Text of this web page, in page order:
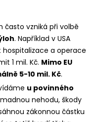
často vzniká při volbě
. Například v USA
a operace
1 mil. Kč. Mimo EU
5-10 mil. Kč.
u povinného
nehodu, škody
zákonnou částku